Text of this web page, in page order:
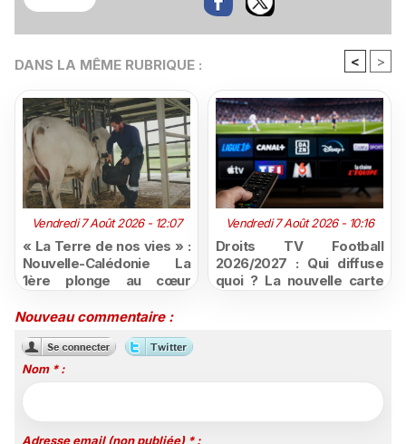
DANS LA MÊME RUBRIQUE : < >
Vendredi 7 Août 2026 - 12:07
« La Terre de nos vies » :
Nouvelle-Calédonie La
1ère plonge au cœur
mutation
Vendredi 7 Août 2026 - 10:16
Droits TV Football
2026/2027 : Qui diffuse
quoi ? La nouvelle carte
Nouveau commentaire :
Nom * :
Adresse email (non publiée) * :